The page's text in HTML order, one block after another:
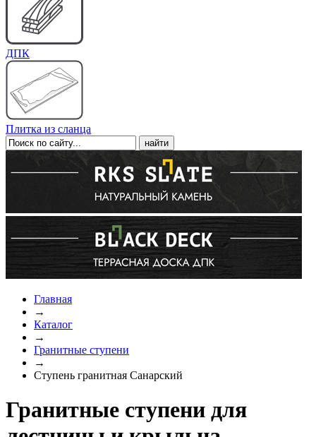
ДПК
Плитка из сланца
Главная
→
Каталог
→
Гранитные ступени
→
Ступень гранитная Санарский
Гранитные ступени для